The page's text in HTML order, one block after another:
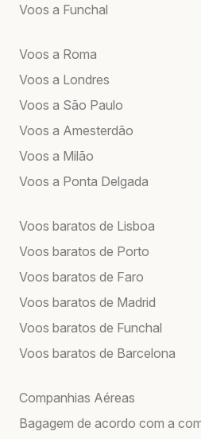
Voos a Funchal
Voos a Roma
Voos a Londres
Voos a São Paulo
Voos a Amesterdão
Voos a Milão
Voos a Ponta Delgada
Voos baratos de Lisboa
Voos baratos de Porto
Voos baratos de Faro
Voos baratos de Madrid
Voos baratos de Funchal
Voos baratos de Barcelona
Companhias Aéreas
Bagagem de acordo com a